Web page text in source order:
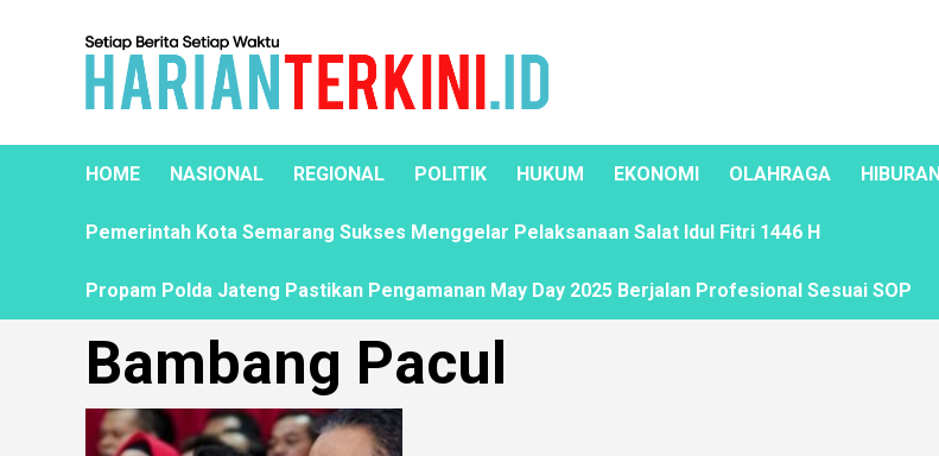
HOME NASIONAL REGIONAL POLITIK HUKUM EKONOMI OLAHRAGA HIBURAN
Pemerintah Kota Semarang Sukses Menggelar Pelaksanaan Salat Idul Fitri 1446 H
Propam Polda Jateng Pastikan Pengamanan May Day 2025 Berjalan Profesional Sesuai SOP
Bambang Pacul